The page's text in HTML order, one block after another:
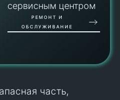
сервисным центром
РЕМОНТ И
ОБСЛУЖИВАНИЕ
часть,